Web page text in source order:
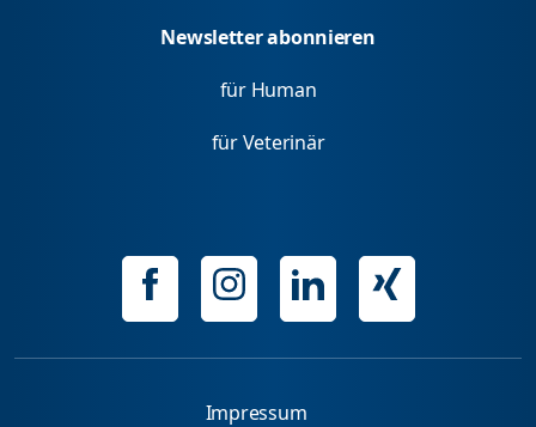
Newsletter abonnieren
für Human
für Veterinär
Impressum